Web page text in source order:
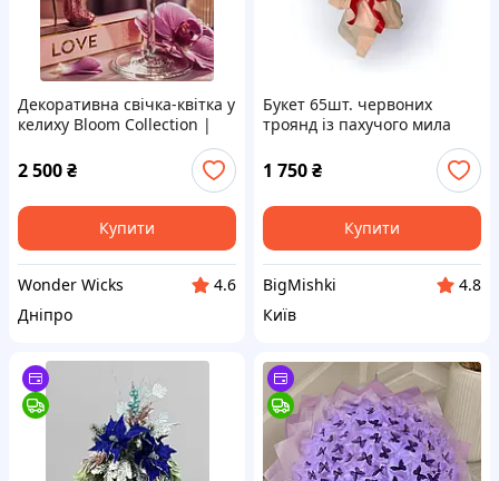
Декоративна свічка-квітка у
келиху Bloom Collection |
2 500₴
Купити
Wonder Wicks
4.6
Дніпро
Букет 65шт. червоних
троянд із пахучого мила
1 750₴
Купити
BigMishki
4.8
Київ